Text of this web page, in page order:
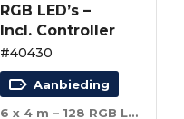
RGB LED’s –
Incl. Controller
#40430
Aanbieding
6 x 4 m – 128 RGB LED’s – Incl. Controller